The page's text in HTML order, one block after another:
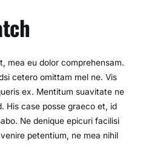
mea eu dolor comprehensam.
cetero omittam mel ne. Vis
ex. Mentitum suavitate ne
His case posse graeco et, id
Ne denique epicuri facilisi
petentium, ne mea nihil